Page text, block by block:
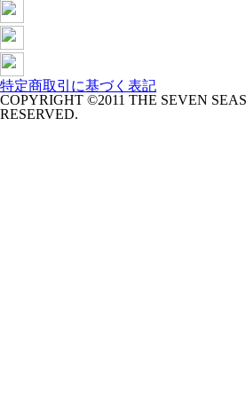
特定商取引に基づく表記
COPYRIGHT ©2011 THE SEVEN
RESERVED.